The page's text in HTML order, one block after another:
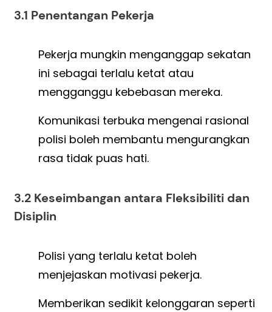
3.1 Penentangan Pekerja
Pekerja mungkin menganggap sekatan
ini sebagai terlalu ketat atau
mengganggu kebebasan mereka.
Komunikasi terbuka mengenai rasional
polisi boleh membantu mengurangkan
rasa tidak puas hati.
3.2 Keseimbangan antara Fleksibiliti dan
Disiplin
Polisi yang terlalu ketat boleh
menjejaskan motivasi pekerja.
Memberikan sedikit kelonggaran seperti